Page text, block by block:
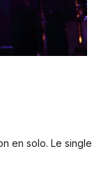
en solo. Le single